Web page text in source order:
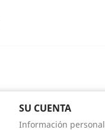
SU CUENTA
Información personal